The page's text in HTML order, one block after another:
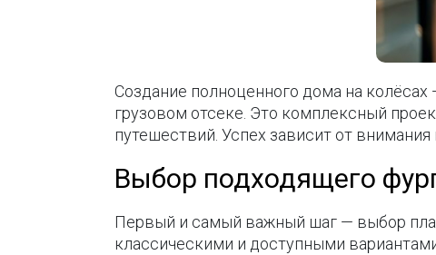
Создание полноценного дома на
грузовом отсеке. Это комплексный
путешествий. Успех зависит от
Выбор подходящего
Первый и самый важный шаг — выбор
классическими и доступными